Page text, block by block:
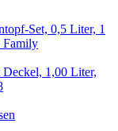
Set, 0,5 Liter, 1
Family
Deckel, 1,00 Liter,